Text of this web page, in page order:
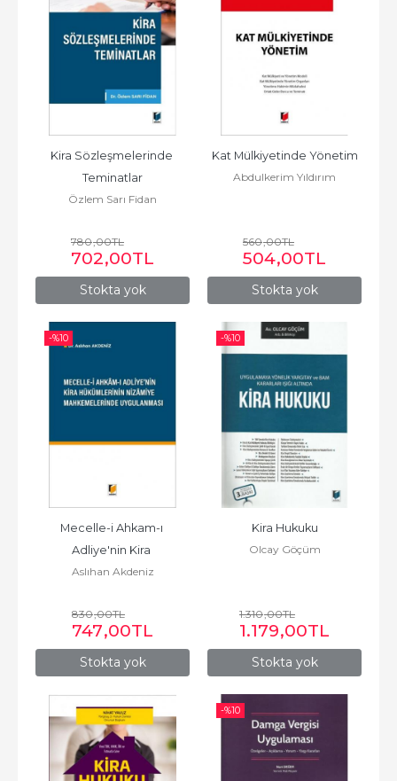
Stokta yok
Kira Sözleşmelerinde
Teminatlar
Özlem Sarı Fidan
780,00TL
702,00TL
Stokta yok
Kat Mülkiyetinde Yönetim
Abdulkerim Yıldırım
560,00TL
504,00TL
-%10
Stokta yok
Mecelle-i Ahkam-ı
Adliye'nin Kira
Hükümlerinin Nizamiye
Aslıhan Akdeniz
830,00TL
747,00TL
-%10
Stokta yok
Kira Hukuku
Olcay Göçüm
1.310,00TL
1.179,00TL
-%10